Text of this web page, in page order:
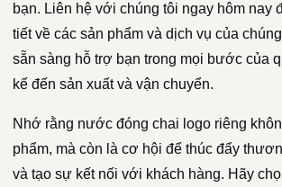
bạn. Liên hệ với chúng tôi ngay hôm nay
tiết về các sản phẩm và dịch vụ của
sẵn sàng hỗ trợ bạn trong mọi bước của
kế đến sản xuất và vận chuyển.
Nhớ rằng nước đóng chai logo riêng
phẩm, mà còn là cơ hội để thúc đẩy
và tạo sự kết nối với khách hàng. Hãy